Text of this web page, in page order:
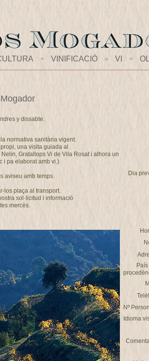
+ VINIFICACIÓ = VI + OLI
y dissabte.
normativa sanitària vigent.
una visita guiada al
Gratallops Vi de Vila Rosat i alhora un
i pa elaborat amb vi.)
aviseu amb temps.
los plaça al transport.
sol·licitud i informació
mercès.
Dia
Nº
Idioma